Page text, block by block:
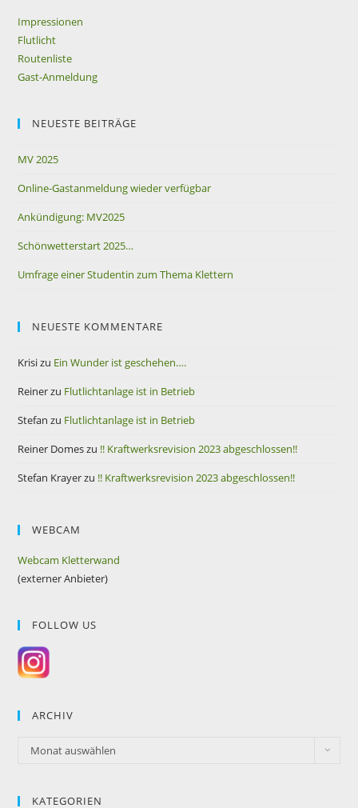
Impressionen
Flutlicht
Routenliste
Gast-Anmeldung
NEUESTE BEITRÄGE
MV 2025
Online-Gastanmeldung wieder verfügbar
Ankündigung: MV2025
Schönwetterstart 2025…
Umfrage einer Studentin zum Thema Klettern
NEUESTE KOMMENTARE
Krisizu Ein Wunder ist geschehen….
Reinerzu Flutlichtanlage ist in Betrieb
Stefan zu Flutlichtanlage ist in Betrieb
Reiner Domeszu !! Kraftwerksrevision 2023 abgeschlossen!!
Stefan Krayerzu !! Kraftwerksrevision 2023 abgeschlossen!!
WEBCAM
Webcam Kletterwand
(externer Anbieter)
FOLLOW US
ARCHIV
Monat auswählen
KATEGORIEN